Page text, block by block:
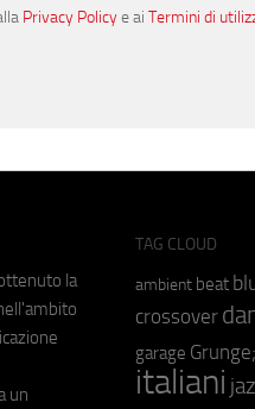
Privacy Policye ai Termini di
la
un
TAG CLOUD
ambient beat
crossover
garage Grunge;
italiani